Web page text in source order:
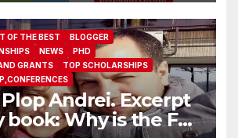
OF THE BEST
BLOGGER
NEWS
PHD
GRANTS
TOP SCHOLARSHIPS
Plop Andrei. Excerpt
Why is the FBI